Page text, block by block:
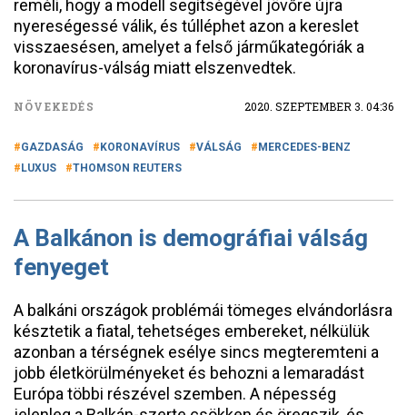
reméli, hogy a modell segítségével jövőre újra
nyereségessé válik, és túlléphet azon a kereslet
visszaesésen, amelyet a felső járműkategóriák a
koronavírus-válság miatt elszenvedtek.
NÖVEKEDÉS 2020. SZEPTEMBER 3. 04:36
GAZDASÁG KORONAVÍRUS VÁLSÁG
MERCEDES-BENZ
LUXUS
THOMSON REUTERS
A Balkánon is demográfiai válság
fenyeget
A balkáni országok problémái tömeges elvándorlásra
késztetik a fiatal, tehetséges embereket, nélkülük
azonban a térségnek esélye sincs megteremteni a
jobb életkörülményeket és behozni a lemaradást
Európa többi részével szemben. A népesség